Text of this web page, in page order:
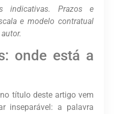
indicativas. Prazos e
e modelo contratual
onde está a
título deste artigo vem
inseparável: a palavra